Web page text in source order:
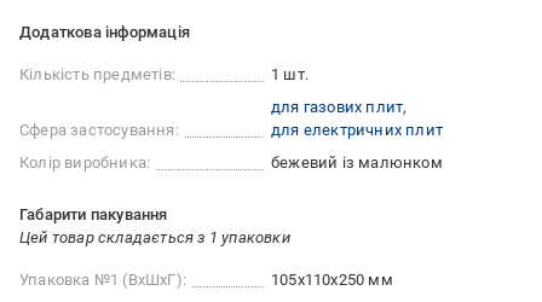
Додаткова інформація
Кількість предметів: 1 шт.
Сфера застосування:
для газових плит
для електричних плит
Колір виробника:
бежевий із малюнком
Габарити пакування
Цей товар складається з 1 упаковки
Упаковка №1 (ВхШхГ):
105x110x250 мм